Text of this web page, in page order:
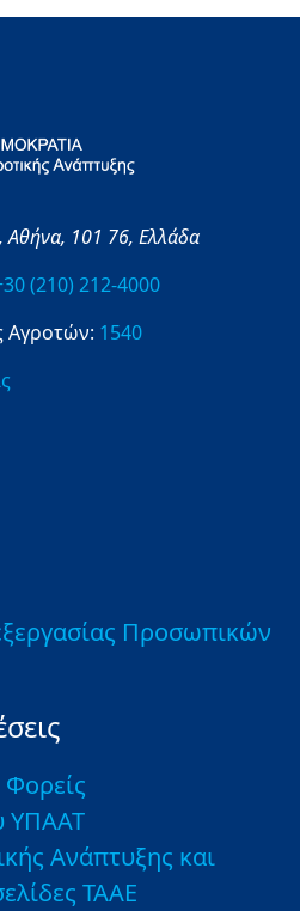
Αθήνα, 101 76, Ελλάδα
(210) 212-4000
Αγροτών: 1540
Προσωπικών
ΥΠΑΑΤ
Ανάπτυξης και
ΤΑΑΕ